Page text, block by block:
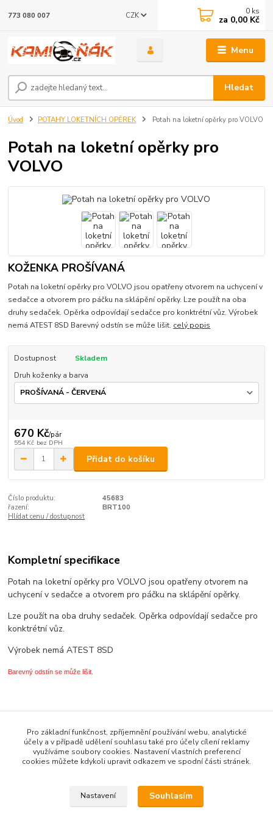
Menu
CZK
Hledat
773 080 007 0 ks
za 0,00 Kč
Úvod POTAHY LOKETNÍCH OPĚREK Potah na loketní opěrky pro VOLVO
Potah na loketní opěrky pro
VOLVO
KOŽENKA PROŠÍVANÁ
Potah na loketní opěrky pro VOLVO jsou opatřeny otvorem na uchycení v
sedačce a otvorem pro páčku na sklápění opěrky. Lze použít na oba
druhy sedaček. Opěrka odpovídají sedačce pro konktrétní vůz. Výrobek
nemá ATEST 8SD Barevný odstín se může lišit. celý popis
Dostupnost
Skladem
Druh koženky a barva
670 Kč/pár
554 Kč bez DPH
Přidat do košíku
Číslo produktu:
45683
řazení:
BRT100
Hlídat cenu / dostupnost
Kompletní specifikace
Potah na loketní opěrky pro VOLVO jsou opatřeny otvorem na
uchycení v sedačce a otvorem pro páčku na sklápění opěrky.
Lze použít na oba druhy sedaček. Opěrka odpovídají sedačce pro
konktrétní vůz.
Výrobek nemá ATEST 8SD
Barevný odstín se může lišit.
* ZBOŽÍ DLE ZNAČKY VOZU *
POTAHY LOKETNÍCH OPĚREK
Pro základní funkčnost, zpříjemnění používání webu, analytické
účely a v případě udělení souhlasu také pro účely cílení reklamy
využíváme soubory cookies. Nastavení vlastních preferencí
cookies můžete kdykoli upravit odkazem ve spodní části stránek.
Nastavení Souhlasím